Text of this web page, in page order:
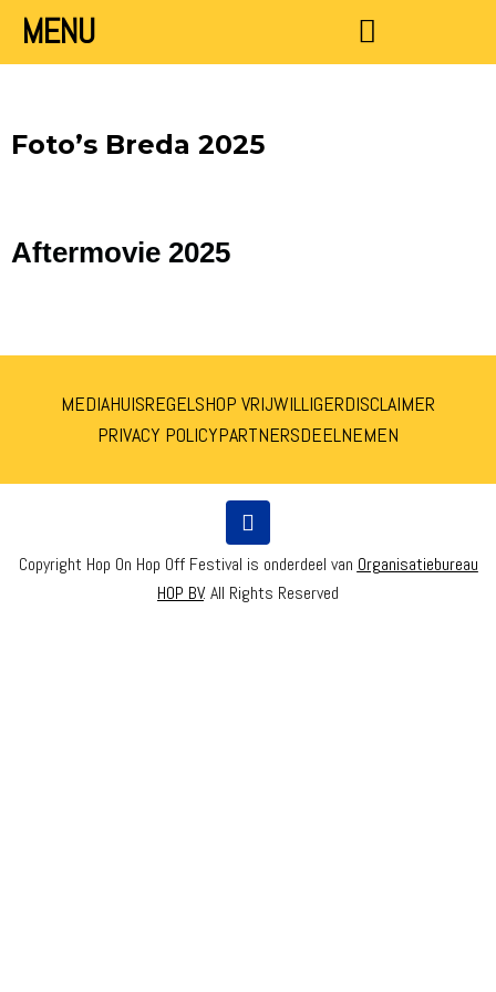
MENU
Foto’s Breda 2025
Aftermovie 2025
MEDIAHUISREGELSHOP VRIJWILLIGERDISCLAIMER
PRIVACY POLICYPARTNERSDEELNEMEN
Copyright Hop On Hop Off Festival is onderdeel van Organisatiebureau
HOP BV. All Rights Reserved